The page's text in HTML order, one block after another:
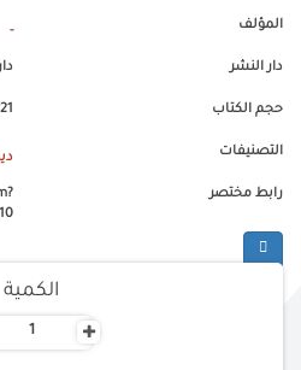
المؤلف -
دار النشر
حجم الكتاب 21*14
التصنيفات
رابط مختصر
الكمية
+